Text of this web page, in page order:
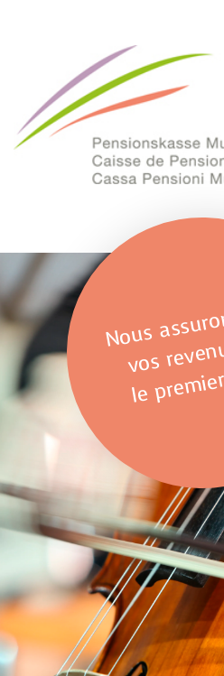
Nous
vos
le